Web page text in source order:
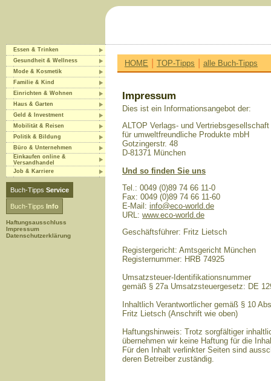
Essen & Trinken
Gesundheit & Wellness
Mode & Kosmetik
Familie & Kind
Einrichten & Wohnen
Haus & Garten
Geld & Investment
Mobilität & Reisen
Politik & Bildung
Büro & Unternehmen
Einkaufen online &
Versandhandel
Job & Karriere
Buch-Tipps Service
Buch-Tipps Info
Haftungsausschluss
Impressum
Datenschutzerklärung
HOME | TOP-Tipps | alle Buch-Tipps
Impressum
Dies ist ein Informationsangebot der:
ALTOP Verlags- und Vertriebsgesellschaft
für umweltfreundliche Produkte mbH
Gotzingerstr. 48
D-81371 München
Und so finden Sie uns
Tel.: 0049 (0)89 74 66 11-0
Fax: 0049 (0)89 74 66 11-60
E-Mail: info@eco-world.de
URL: www.eco-world.de
Geschäftsführer: Fritz Lietsch
Registergericht: Amtsgericht München
Registernummer: HRB 74925
Umsatzsteuer-Identifikationsnummer
gemäß § 27a Umsatzsteuergesetz: DE
Inhaltlich Verantwortlicher gemäß § 10
Fritz Lietsch (Anschrift wie oben)
Haftungshinweis: Trotz sorgfältiger
übernehmen wir keine Haftung für die
Für den Inhalt verlinkter Seiten sind
deren Betreiber zuständig.